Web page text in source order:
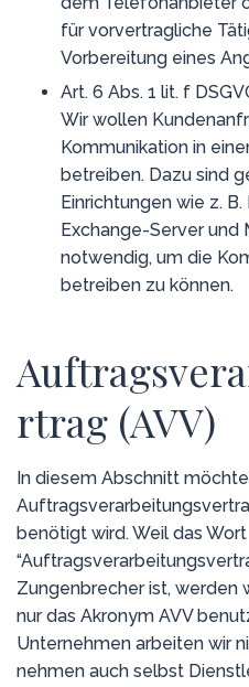
für vorvertragliche
Vorbereitung eines
Art. 6 Abs. 1 lit. f
Wir wollen
Kommunikation in
betreiben. Dazu sind
Einrichtungen wie z.
Exchange-Server
notwendig, um die
betreiben zu können.
rtrag (AVV)
In diesem Abschnitt
benötigt wird. Weil das Wort
Zungenbrecher ist, werden
nur das Akronym AVV
Unternehmen arbeiten wir
nehmen auch selbst